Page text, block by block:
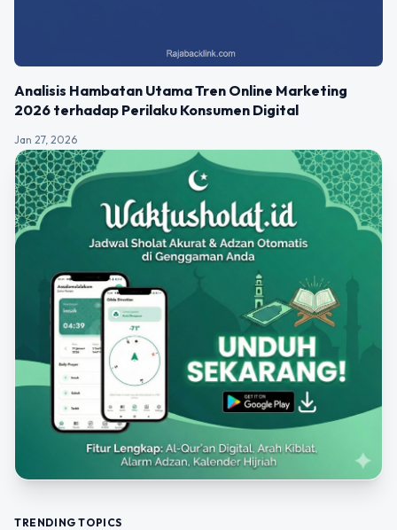
Analisis Hambatan Utama Tren Online Marketing
2026 terhadap Perilaku Konsumen Digital
Jan 27, 2026
TRENDING TOPICS